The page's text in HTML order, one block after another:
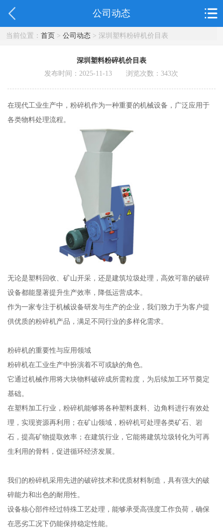
公司动态
当前位置： 首页> 公司动态> 深圳塑料粉碎机价目表
深圳塑料粉碎机价目表
发布时间：2025-11-13 浏览次数：343次
在现代工业生产中，粉碎机作为一种重要的机械设备，广泛应用于
各类物料处理流程。
无论是塑料回收、矿山开采，还是建筑垃圾处理，高效可靠的破碎
设备都能显著提升生产效率，降低运营成本。
作为一家专注于机械设备研发与生产的企业，我们致力于为客户提
供优质的粉碎机产品，满足不同行业的多样化需求。
粉碎机的重要性与应用领域
粉碎机在工业生产中扮演着不可或缺的角色。
它通过机械作用将大块物料破碎成所需粒度，为后续加工环节奠定
基础。
在塑料加工行业，粉碎机能够将各种塑料废料、边角料进行有效处
理，实现资源再利用；在矿山领域，粉碎机可处理各类矿石、岩
石，提高矿物提取效率；在建筑行业，它能将建筑垃圾转化为可再
生利用的骨料，促进循环经济发展。
我们的粉碎机采用先进的破碎技术和优质材料制造，具有强大的破
碎能力和出色的耐用性。
设备核心部件经过特殊工艺处理，能够承受高强度工作负荷，确保
在恶劣工况下仍能保持稳定性能。